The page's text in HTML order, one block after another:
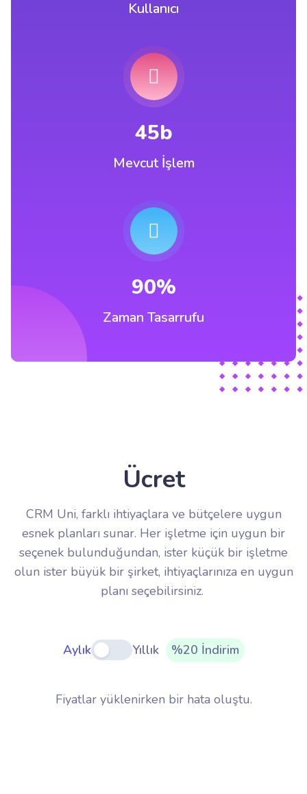
Kullanıcı
45b
Mevcut İşlem
90%
Zaman Tasarrufu
Ücret
CRM Uni, farklı ihtiyaçlara ve bütçelere uygun
esnek planları sunar. Her işletme için uygun bir
seçenek bulunduğundan, ister küçük bir işletme
olun ister büyük bir şirket, ihtiyaçlarınıza en uygun
planı seçebilirsiniz.
Aylık Yıllık %20 İndirim
Fiyatlar yüklenirken bir hata oluştu.